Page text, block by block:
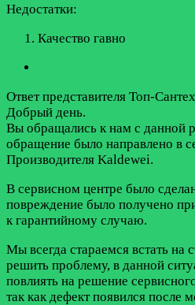
Недостатки:
Качество гавно
Ответ представителя Топ-
Добрый день.
Вы обращались к нам с данной
обращение было направлено в
Производителя Kaldewеi.
В сервисном центре было
повреждение было получено
к гарантийному случаю.
Мы всегда стараемся встать на
решить проблему, в данной
повлиять на решение
так как дефект появился после